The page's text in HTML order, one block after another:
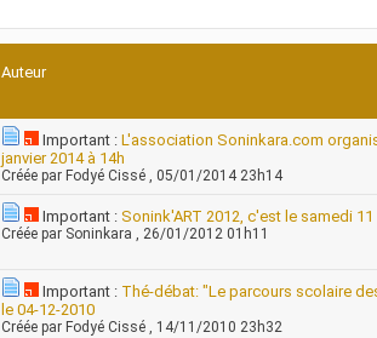
Auteur
Important : L'association Soninkara.com
janvier 2014 à 14h
Créée par Fodyé Cissé , 05/01/2014 23h14
Important : Sonink'ART 2012, c'est le samedi 11
Créée par Soninkara , 26/01/2012 01h11
Important : Thé-débat: "Le parcours scolaire
le 04-12-2010
Créée par Fodyé Cissé , 14/11/2010 23h32